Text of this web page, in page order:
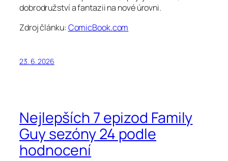
dobrodružství a fantazii na nové úrovni.
Zdroj článku: ComicBook.com
23. 6. 2026
Nejlepších 7 epizod Family
Guy sezóny 24 podle
hodnocení